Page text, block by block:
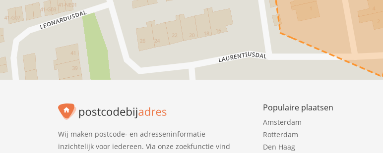
Wij maken postcode- en adresseninformatie
inzichtelijk voor iedereen. Via onze zoekfunctie vind
Populaire plaatsen
Amsterdam
Rotterdam
Den Haag